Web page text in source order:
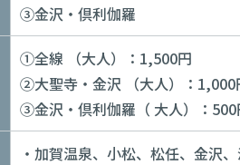
③金沢・倶利伽羅
①全線 （大人）：1,500円
②大聖寺・金沢 （大人）：1,000
③金沢・倶利伽羅（ 大人）：500
・加賀温泉、小松、松任、金沢